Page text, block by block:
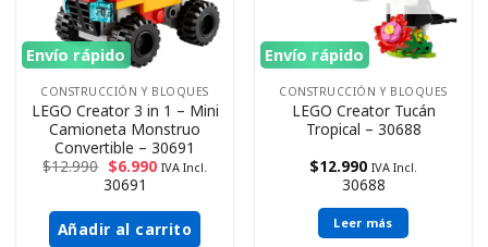
Envío rápido
CONSTRUCCIÓN Y BLOQUES
LEGO Creator 3 in 1 – Mini
Camioneta Monstruo
Convertible – 30691
$12.990 $6.990 IVA Incl.
30691
Añadir al carrito
Envío rápido
CONSTRUCCIÓN Y BLOQUES
LEGO Creator Tucán
Tropical – 30688
$12.990 IVA Incl.
30688
Leer más